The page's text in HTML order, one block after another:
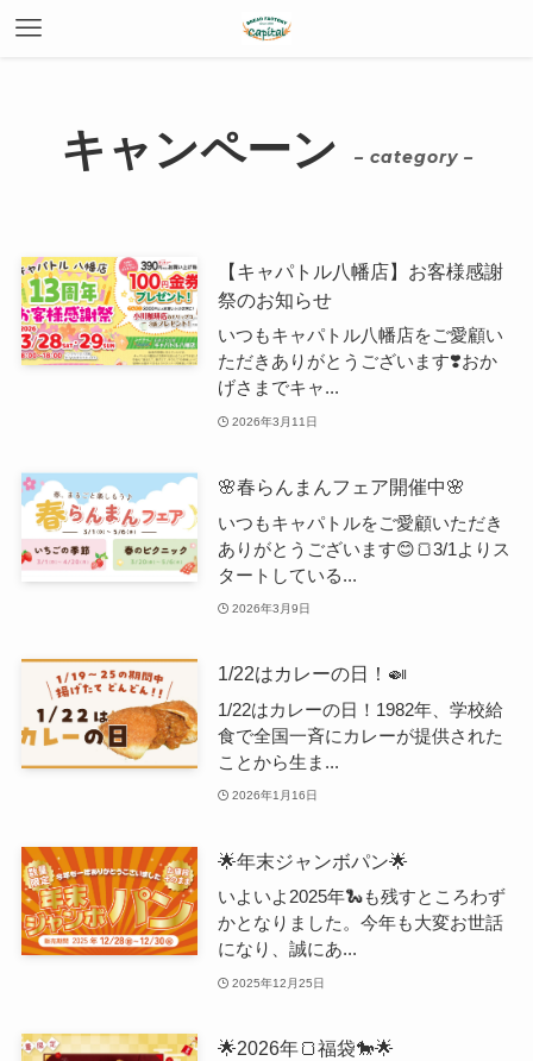
キャンペーン – category –
【キャパトル八幡店】お客様感謝
祭のお知らせ
いつもキャパトル八幡店をご愛顧い
ただきありがとうございます❣️おか
げさまでキャ...
2026年3月11日
🌸春らんまんフェア開催中🌸
いつもキャパトルをご愛顧いただき
ありがとうございます😊🍞3/1よりス
タートしている...
2026年3月9日
1/22はカレーの日！🍛
1/22はカレーの日！1982年、学校給
食で全国一斉にカレーが提供された
ことから生ま...
2026年1月16日
🌟年末ジャンボパン🌟
いよいよ2025年🐍も残すところわず
かとなりました。今年も大変お世話
になり、誠にあ...
2025年12月25日
🌟2026年🍞福袋🐎🌟